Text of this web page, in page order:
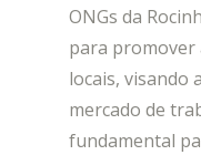
ONGs da
para promover
locais, visando
mercado de
fundamental